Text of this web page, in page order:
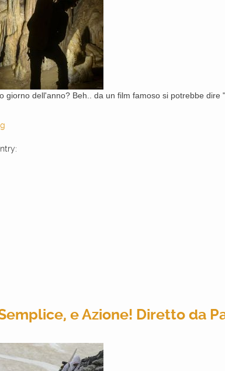
giorno dell'anno? Beh.. da un film famoso si potrebbe dire
e Azione! Diretto da